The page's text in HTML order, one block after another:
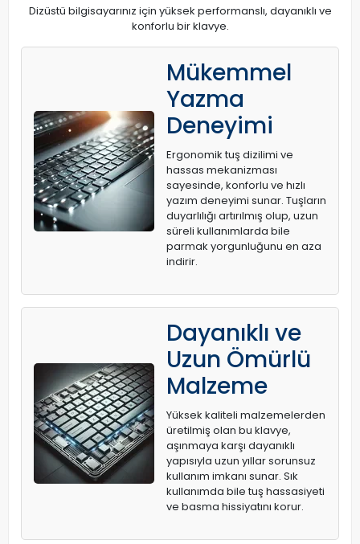
Dizüstü bilgisayarınız için yüksek performanslı, dayanıklı ve
konforlu bir klavye.
Mükemmel
Yazma
Deneyimi
Ergonomik tuş dizilimi ve
hassas mekanizması
sayesinde, konforlu ve hızlı
yazım deneyimi sunar. Tuşların
duyarlılığı artırılmış olup, uzun
süreli kullanımlarda bile
parmak yorgunluğunu en aza
indirir.
Dayanıklı ve
Uzun Ömürlü
Malzeme
Yüksek kaliteli malzemelerden
üretilmiş olan bu klavye,
aşınmaya karşı dayanıklı
yapısıyla uzun yıllar sorunsuz
kullanım imkanı sunar. Sık
kullanımda bile tuş hassasiyeti
ve basma hissiyatını korur.